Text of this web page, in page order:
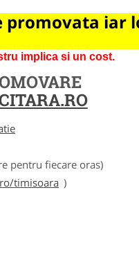
promovata iar
implica si un cost.
pentru fiecare oras)
timisoara )